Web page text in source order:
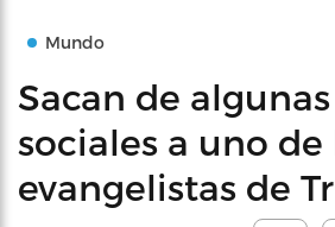
Mundo
Sacan de
sociales a uno de
evangelistas de